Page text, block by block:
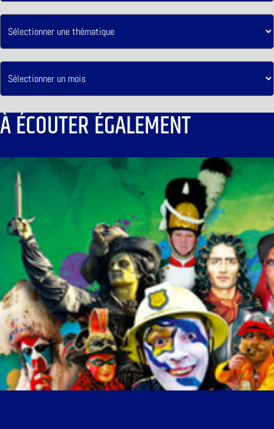
À ÉCOUTER ÉGALEMENT